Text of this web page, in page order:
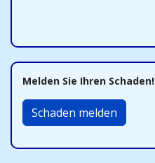
Melden Sie Ihren Schaden!
Schaden melden